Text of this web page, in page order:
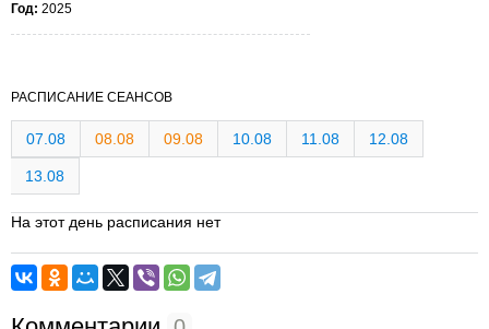
Год: 2025
РАСПИСАНИЕ СЕАНСОВ
07.08 08.08 09.08 10.08 11.08 12.08
13.08
На этот день расписания нет